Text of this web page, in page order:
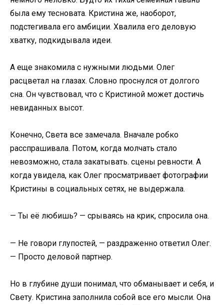
была ему тесновата. Кристина же, наоборот,
подстегивала его амбиции. Хвалила его деловую
хватку, подкидывала идеи.
А еще знакомила с нужными людьми. Олег
расцветал на глазах. Словно проснулся от долгого
сна. Он чувствовал, что с Кристиной может достичь
невиданных высот.
Конечно, Света все замечала. Вначале робко
расспрашивала. Потом, когда молчать стало
невозможно, стала закатывать. сцены ревности. А
когда увидела, как Олег просматривает фотографии
Кристины в социальных сетях, не выдержала.
— Ты её любишь? — срываясь на крик, спросила она.
— Не говори глупостей, — раздраженно ответил Олег.
— Просто деловой партнер.
Но в глубине души понимал, что обманывает и себя, и
Свету. Кристина заполнила собой все его мысли. Она